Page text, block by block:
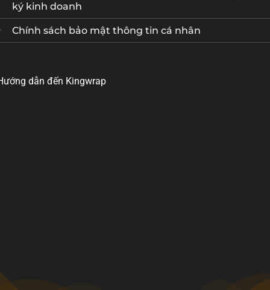
ký kinh doanh
Chính sách bảo mật thông tin cá nhân
dẫn đến Kingwrap